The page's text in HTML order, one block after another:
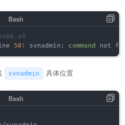
50 : svnadmin: command
svnadmin 具体位置